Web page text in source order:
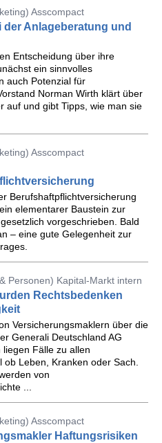
Asscompact
der Anlageberatung und
Entscheidung über ihre
ein sinnvolles
auch Potenzial für
Norman Wirth klärt über
auf und gibt Tipps, wie man sie
Asscompact
Berufshaftpflichtversicherung
elementarer Baustein zur
vorgeschrieben. Bald
– eine gute Gelegenheit zur
Personen) Kapital-Markt intern
Rechtsbedenken
Versicherungsmaklern über die
Generali Deutschland AG
liegen Fälle zu allen
Leben, Kranken oder Sach.
von
...
Asscompact
Haftungsrisiken